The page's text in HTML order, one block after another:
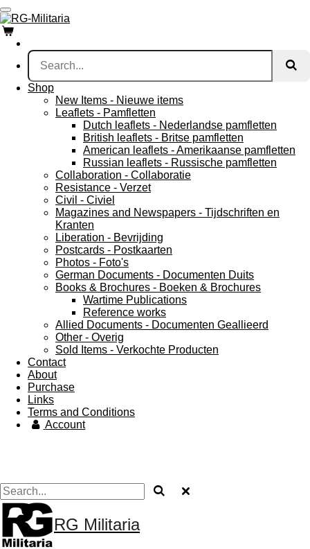
Skip
to
main
content
Shop
New Items - Nieuwe items
Leaflets - Pamfletten
Dutch leaflets - Nederlandse pamfletten
British leaflets - Britse pamfletten
American leaflets - Amerikaanse pamfletten
Russian leaflets - Russische pamfletten
Collaboration - Collaboratie
Resistance - Verzet
Civil - Civiel
Magazines and Newspapers - Tijdschriften en
Kranten
Liberation - Bevrijding
Postcards - Postkaarten
Photos - Foto's
German Documents - Documenten Duits
Books & Brochures - Boeken & Brochures
Wartime Publications
Reference works
Allied Documents - Documenten Geallieerd
Other - Overig
Sold Items - Verkochte Producten
Contact
About
Purchase
Links
Terms and Conditions
Account
RG Militaria